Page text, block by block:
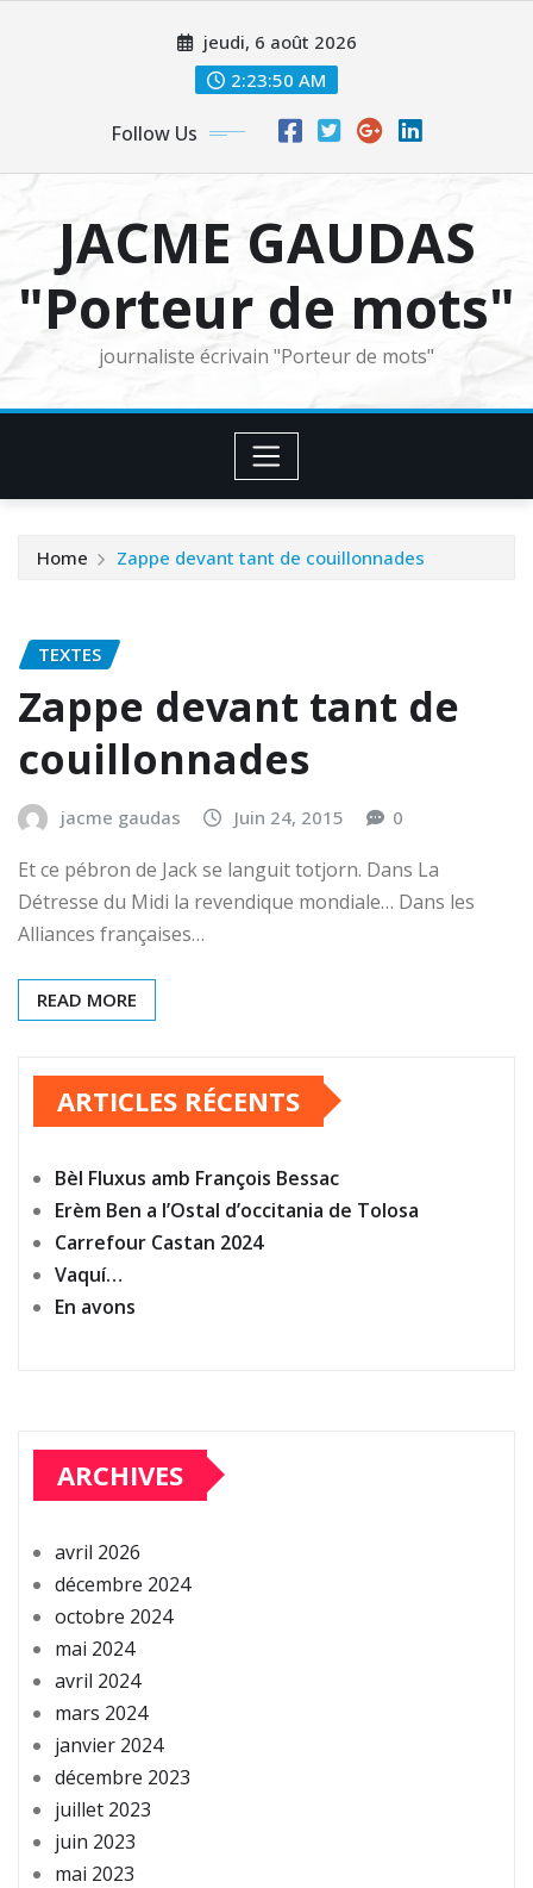
jeudi, 6 août 2026
2:23:51 AM
Follow Us
JACME GAUDAS
"Porteur de mots"
journaliste écrivain "Porteur de mots"
Home Zappe devant tant de couillonnades
TEXTES
Zappe devant tant de
couillonnades
jacme gaudas Juin 24, 2015 0
Et ce pébron de Jack se languit totjorn. Dans La
Détresse du Midi la revendique mondiale… Dans les
Alliances françaises…
READ MORE
ARTICLES RÉCENTS
Bèl Fluxus amb François Bessac
Erèm Ben a l’Ostal d’occitania de Tolosa
Carrefour Castan 2024
Vaquí…
En avons
ARCHIVES
avril 2026
décembre 2024
octobre 2024
mai 2024
avril 2024
mars 2024
janvier 2024
décembre 2023
juillet 2023
juin 2023
mai 2023